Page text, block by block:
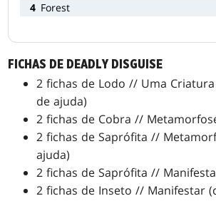
4 Forest
FICHAS DE DEADLY DISGUISE
2 fichas de Lodo // Uma
de ajuda)
2 fichas de Cobra //
2 fichas de Saprófita //
ajuda)
2 fichas de Saprófita //
2 fichas de Inseto // Manifestar